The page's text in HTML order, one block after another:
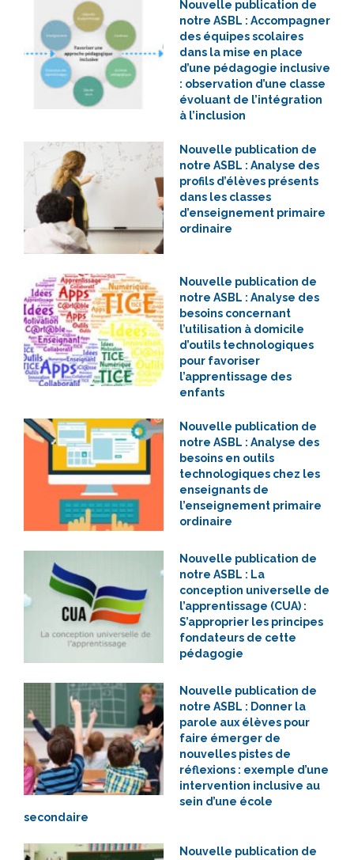
Nouvelle publication de
notre ASBL : Accompagner
des équipes scolaires
dans la mise en place
d’une pédagogie inclusive
: observation d’une classe
évoluant de l’intégration
à l’inclusion
Nouvelle publication de
notre ASBL : Analyse des
profils d’élèves présents
dans les classes
d’enseignement primaire
ordinaire
Nouvelle publication de
notre ASBL : Analyse des
besoins concernant
l’utilisation à domicile
d’outils technologiques
pour favoriser
l’apprentissage des
enfants
Nouvelle publication de
notre ASBL : Analyse des
besoins en outils
technologiques chez les
enseignants de
l’enseignement primaire
ordinaire
Nouvelle publication de
notre ASBL : La
conception universelle de
l’apprentissage (CUA) :
S’approprier les principes
fondateurs de cette
pédagogie
Nouvelle publication de
notre ASBL : Donner la
parole aux élèves pour
faire émerger de
nouvelles pistes de
réflexions : exemple d’une
intervention inclusive au
sein d’une école
secondaire
Nouvelle publication de